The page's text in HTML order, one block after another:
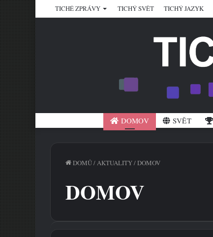
TICHÉ ZPRÁVY TICHÝ SVĚT TICHÝ JAZYK
DOMOV SVĚT
DOMŮ/AKTUALITY/DOMOV
DOMOV